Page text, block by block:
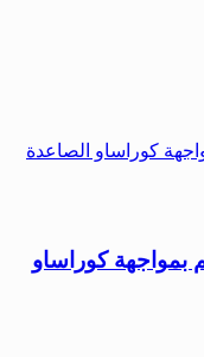
بمواجهة كوراساو